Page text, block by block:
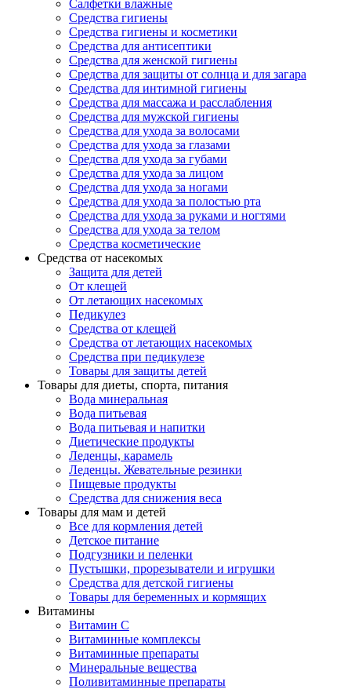
Салфетки влажные
Средства гигиены
Средства гигиены и косметики
Средства для антисептики
Средства для женской гигиены
Средства для защиты от солнца и для загара
Средства для интимной гигиены
Средства для массажа и расслабления
Средства для мужской гигиены
Средства для ухода за волосами
Средства для ухода за глазами
Средства для ухода за губами
Средства для ухода за лицом
Средства для ухода за ногами
Средства для ухода за полостью рта
Средства для ухода за руками и ногтями
Средства для ухода за телом
Средства косметические
Средства от насекомых
Защита для детей
От клещей
От летающих насекомых
Педикулез
Средства от клещей
Средства от летающих насекомых
Средства при педикулезе
Товары для защиты детей
Товары для диеты, спорта, питания
Вода минеральная
Вода питьевая
Вода питьевая и напитки
Диетические продукты
Леденцы, карамель
Леденцы. Жевательные резинки
Пищевые продукты
Средства для снижения веса
Товары для мам и детей
Все для кормления детей
Детское питание
Подгузники и пеленки
Пустышки, прорезыватели и игрушки
Средства для детской гигиены
Товары для беременных и кормящих
Витамины
Витамин С
Витаминные комплексы
Витаминные препараты
Минеральные вещества
Поливитаминные препараты